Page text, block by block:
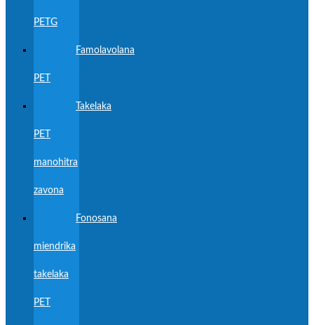
PETG
Famolavolana
PET
Takelaka
PET
manohitra
zavona
Fonosana
miendrika
takelaka
PET